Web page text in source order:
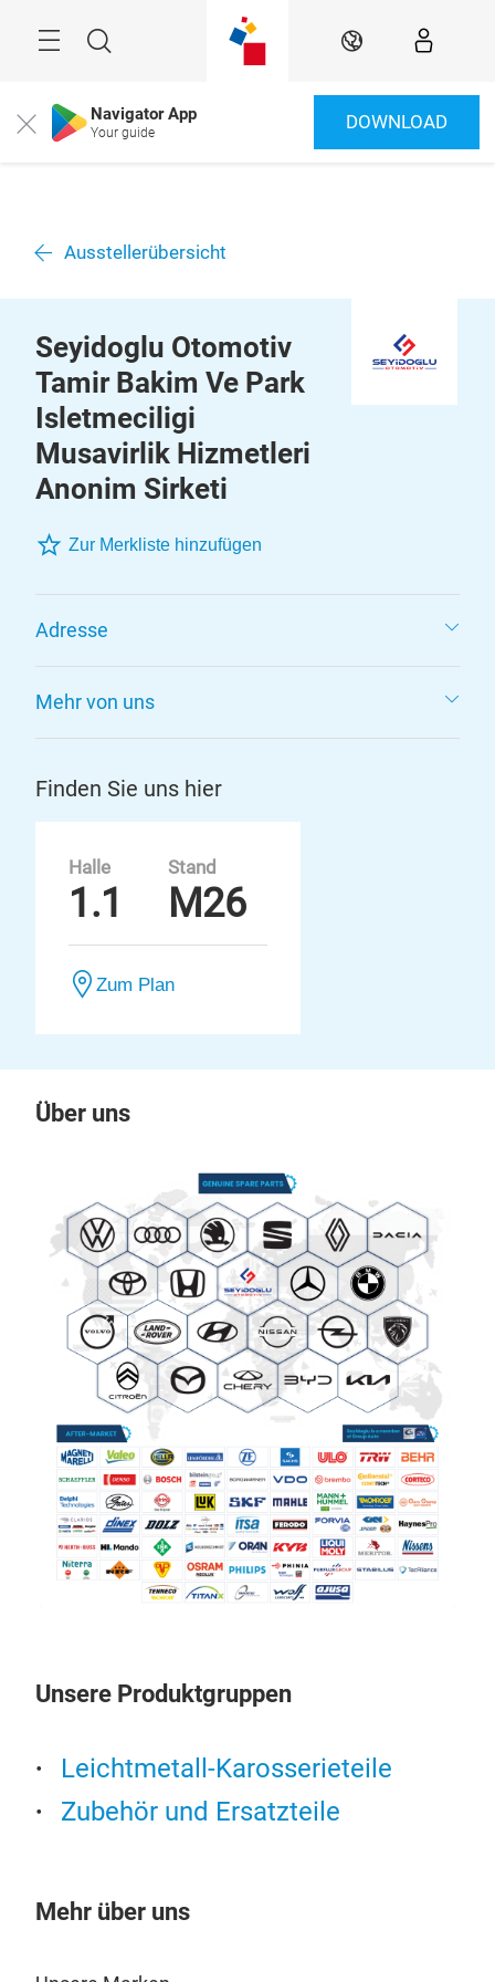
Suche DE
Close Navigator App
Your guide DOWNLOAD
Ausstellerübersicht
Seyidoglu Otomotiv
Tamir Bakim Ve Park
Isletmeciligi
Musavirlik Hizmetleri
Anonim Sirketi
Zur Merkliste hinzufügen
Adresse
Mehr von uns
Finden Sie uns hier
Halle
1.1
Stand
M26
Zum Plan
Über uns
Unsere Produktgruppen
Leichtmetall-Karosserieteile
Zubehör und Ersatzteile
Mehr über uns